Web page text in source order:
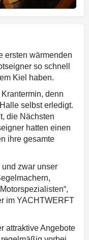
ersten wärmenden
so schnell
Kiel haben.
denn
selbst erledigt.
die Nächsten
hatten einen
ihre gesamte
zwar unser
im YACHTWERFT
attraktive Angebote